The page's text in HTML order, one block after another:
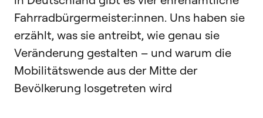
Fahrradbürgermeister:innen. Uns haben sie
erzählt, was sie antreibt, wie genau sie
Veränderung gestalten – und warum die
Mobilitätswende aus der Mitte der
Bevölkerung losgetreten wird